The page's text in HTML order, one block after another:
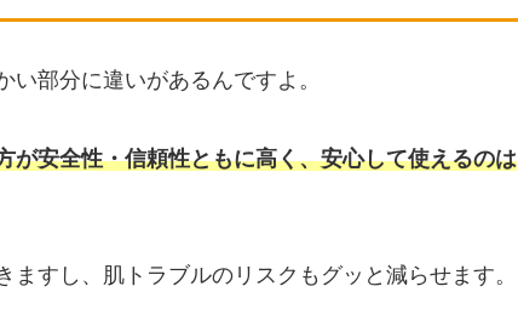
部分に違いがあるんですよ。
が安全性・信頼性ともに高く、安心して使えるのは
すし、肌トラブルのリスクもグッと減らせます。